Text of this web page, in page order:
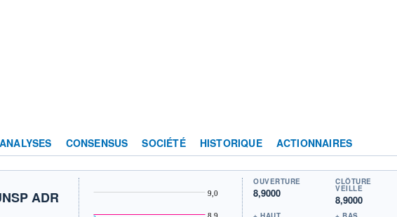
ANALYSES CONSENSUS SOCIÉTÉ HISTORIQUE ACTIONNAIRES
ADR
8,9
9,0
OUVERTURE
8,9000
CLÔTURE
VEILLE
8,9000